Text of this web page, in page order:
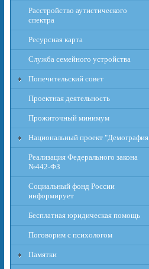
Расcтройство аутистического
спектра
Ресурсная карта
Служба семейного устройства
Попечительский совет
Проектная деятельность
Прожиточный минимум
Национальный проект
Реализация Федерального закона
№442-ФЗ
Социальный фонд России
информирует
Бесплатная юридическая помощь
Поговорим с психологом
Памятки